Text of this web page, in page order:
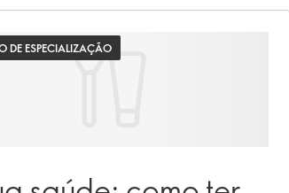
DE ESPECIALIZAÇÃO